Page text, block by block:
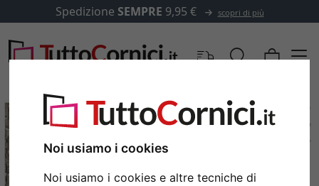
Noi usiamo i cookies
Noi usiamo i cookies e altre tecniche di
Spedizione SEMPRE 9,95 € scopri di più